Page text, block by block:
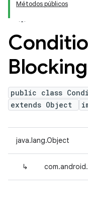
Métodos públicos
Blocking
public class
extends Object
java.lang.Object
↳